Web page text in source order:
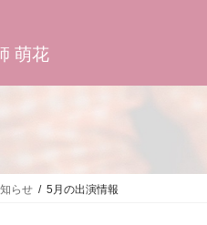
萌花
らせ 5月の出演情報